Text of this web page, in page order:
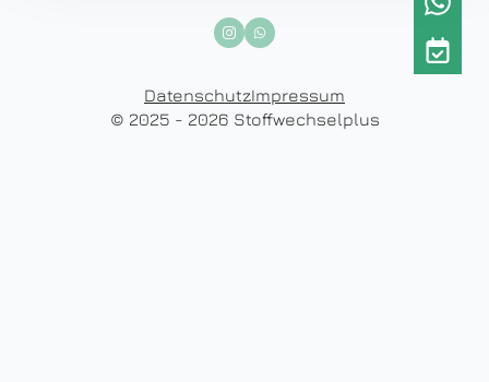
DatenschutzImpressum
© 2025 - 2026 Stoffwechselplus